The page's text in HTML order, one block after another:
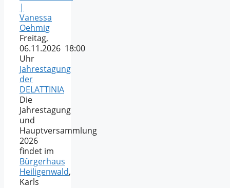
|
Vanessa
Oehmig
Freitag,
06.11.2026 18:00
Uhr
Jahrestagung
der
DELATTINIA
Die
Jahrestagung
und
Hauptversammlung
2026
findet im
Bürgerhaus
Heiligenwald,
Karls